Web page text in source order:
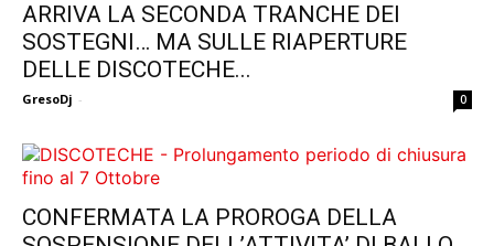
ARRIVA LA SECONDA TRANCHE DEI
SOSTEGNI… MA SULLE RIAPERTURE
DELLE DISCOTECHE...
GresoDj - 0
CONFERMATA LA PROROGA DELLA